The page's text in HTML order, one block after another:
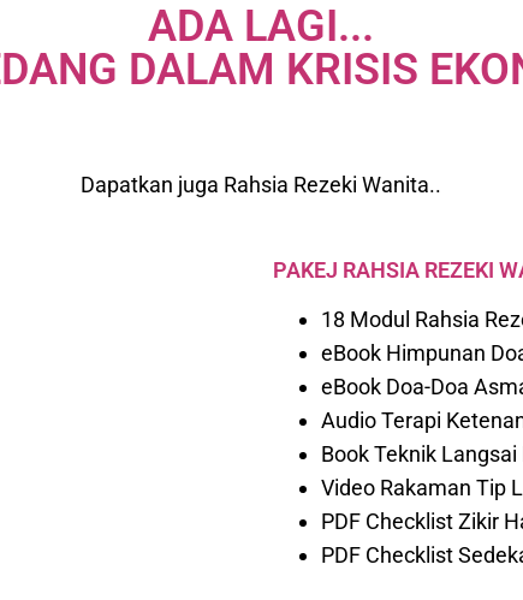
ADA LAGI...
DALAM KRISIS
Dapatkan juga Rahsia Rezeki Wanita..
PAKEJ RAHSIA REZEKI
18 Modul Rahsia
eBook Himpunan
eBook Doa-Doa
Audio Terapi
Book Teknik
Video Rakaman Tip
PDF Checklist Zikir
PDF Checklist